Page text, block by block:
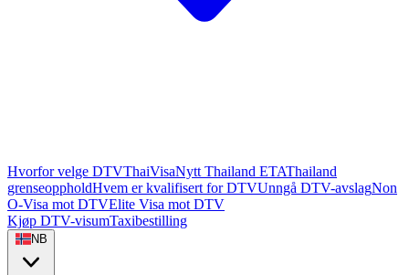
Hvorfor velge DTVThaiVisaNytt Thailand ETAThailand
grenseoppholdHvem er kvalifisert for DTVUnngå DTV-avslagNon
O-Visa mot DTVElite Visa mot DTV
Kjøp DTV-visumTaxibestilling
NB